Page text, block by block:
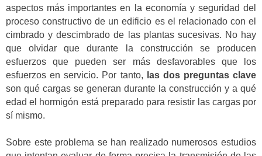
aspectos más importantes en la economía y seguridad del
proceso constructivo de un edificio es el relacionado con el
cimbrado y descimbrado de las plantas sucesivas. No hay
que olvidar que durante la construcción se producen
esfuerzos que pueden ser más desfavorables que los
esfuerzos en servicio. Por tanto,
las dos preguntas clave
son qué cargas se generan durante la construcción y a qué
edad el hormigón está preparado para resistir las cargas por
sí mismo.
Sobre este problema se han realizado numerosos estudios